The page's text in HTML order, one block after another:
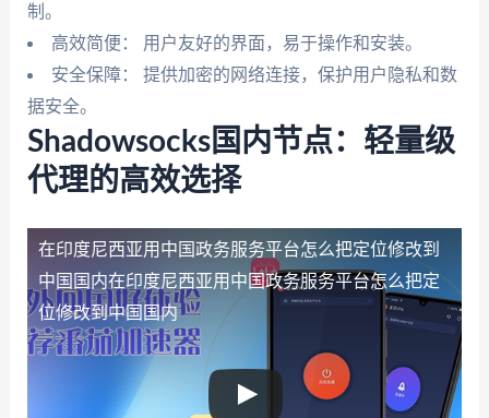
制。
高效简便： 用户友好的界面，易于操作和安装。
安全保障： 提供加密的网络连接，保护用户隐私和数
据安全。
Shadowsocks国内节点：轻量级
代理的高效选择
在印度尼西亚用中国政务服务平台怎么把定位修改到
中国国内在印度尼西亚用中国政务服务平台怎么把定
位修改到中国国内